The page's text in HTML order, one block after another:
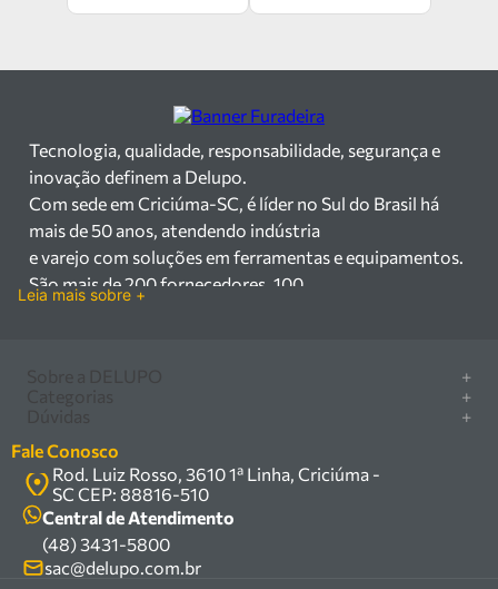
Tecnologia, qualidade, responsabilidade, segurança e
inovação definem a Delupo.
Com sede em Criciúma-SC, é líder no Sul do Brasil há
mais de 50 anos, atendendo indústria
e varejo com soluções em ferramentas e equipamentos.
São mais de 200 fornecedores, 100
equipamentos industriais no Sul do Brasil. Com sede em
Criciúma – SC, atendemos os
setores industrial e varejista com um amplo portfólio de
produtos à pronta entrega.
Trabalhamos com mais de 200 fornecedores parceiros e
um estoque com mais de
100.000 itens, incluindo máquinas, ferramentas
Leia mais sobre +
+
Marcas
Política de privacidade
Política de entrega
Termos e condições
Fale conosco
+
Serra circular
Compressor
Caixa Organizadora
Carrinho Armazém
Kits
+
Como comprar
Central de ajuda
Troca, devolução e garantia
Fale Conosco
Rod. Luiz Rosso, 3610 1ª Linha, Criciúma -
SC CEP: 88816-510
Central de Atendimento
(48) 3431-5800
sac@delupo.com.br